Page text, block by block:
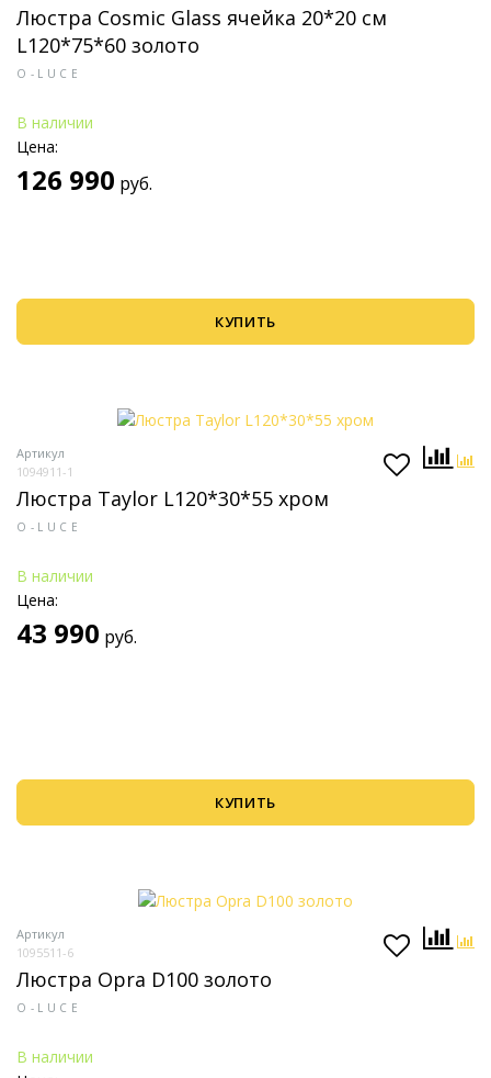
Люстра Cosmic Glass ячейка 20*20 см
L120*75*60 золото
O-LUCE
В наличии
Цена:
126 990 руб.
КУПИТЬ
Артикул
1094911-1
Люстра Taylor L120*30*55 хром
O-LUCE
В наличии
Цена:
43 990 руб.
КУПИТЬ
Артикул
1095511-6
Люстра Opra D100 золото
O-LUCE
В наличии